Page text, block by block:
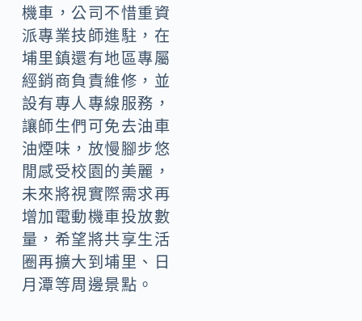
機車，公司不惜重資
派專業技師進駐，在
埔里鎮還有地區專屬
經銷商負責維修，並
設有專人專線服務，
讓師生們可免去油車
油煙味，放慢腳步悠
閒感受校園的美麗，
未來將視實際需求再
增加電動機車投放數
量，希望將共享生活
圈再擴大到埔里、日
月潭等周邊景點。